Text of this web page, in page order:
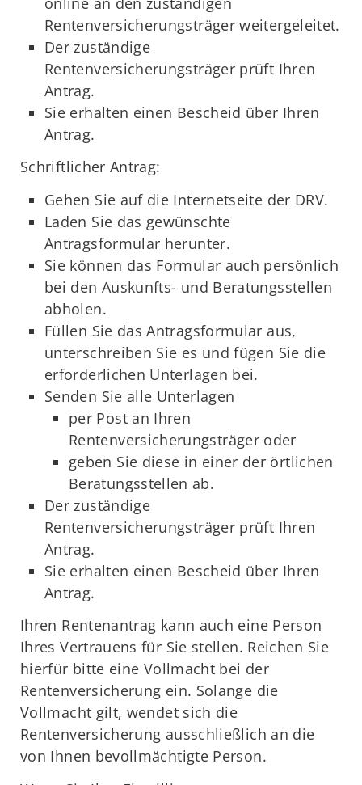
Rentenversicherungsträger weitergeleitet.
Der zuständige
Rentenversicherungsträger prüft Ihren
Antrag.
Sie erhalten einen Bescheid über Ihren
Antrag.
Schriftlicher Antrag:
Gehen Sie auf die Internetseite der DRV.
Laden Sie das gewünschte
Antragsformular herunter.
Sie können das Formular auch persönlich
bei den Auskunfts-­ und Beratungsstellen
abholen.
Füllen Sie das Antragsformular aus,
unterschreiben Sie es und fügen Sie die
erforderlichen Unterlagen bei.
Senden Sie alle Unterlagen
per Post an Ihren
Rentenversicherungsträger oder
geben Sie diese in einer der örtlichen
Beratungsstellen ab.
Der zuständige
Rentenversicherungsträger prüft Ihren
Antrag.
Sie erhalten einen Bescheid über Ihren
Antrag.
Ihren Rentenantrag kann auch eine Person
Ihres Vertrauens für Sie stellen. Reichen Sie
hierfür bitte eine Vollmacht bei der
Rentenversicherung ein. Solange die
Vollmacht gilt, wendet sich die
Rentenversicherung ausschließlich an die
von Ihnen bevollmächtigte Person.